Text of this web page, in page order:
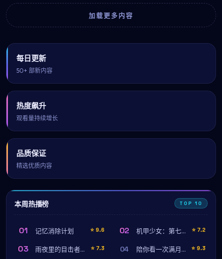
加载更多内容
每日更新
50+ 部新内容
热度飙升
观看量持续增长
品质保证
精选优质内容
本周热播榜 TOP 10
01 记忆消除计划 ⭐ 9.6 02 机甲少女：第七战域 ⭐ 7.2
03 雨夜里的目击者（导演剪辑版） ⭐ 7.3 04 陪你看一次满月（幕后纪录） ⭐ 9.3